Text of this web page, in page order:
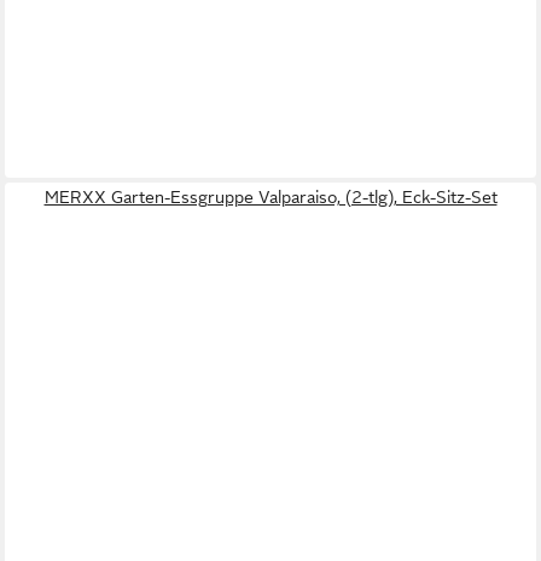
MERXX Garten-Essgruppe Valparaiso, (2-tlg), Eck-Sitz-Set